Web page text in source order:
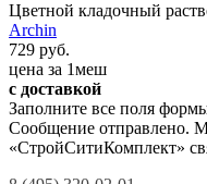
Цветной кладочный
Archin
729 руб.
цена за 1меш
с доставкой
Заполните все поля
Сообщение отправлено.
«СтройСитиКомплект»